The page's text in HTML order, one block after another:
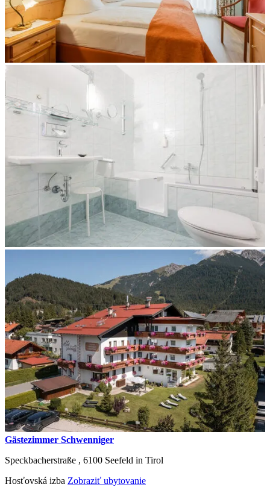
Gästezimmer Schwenniger
Speckbacherstraße , 6100 Seefeld in Tirol
Hosťovská izba Zobraziť ubytovanie